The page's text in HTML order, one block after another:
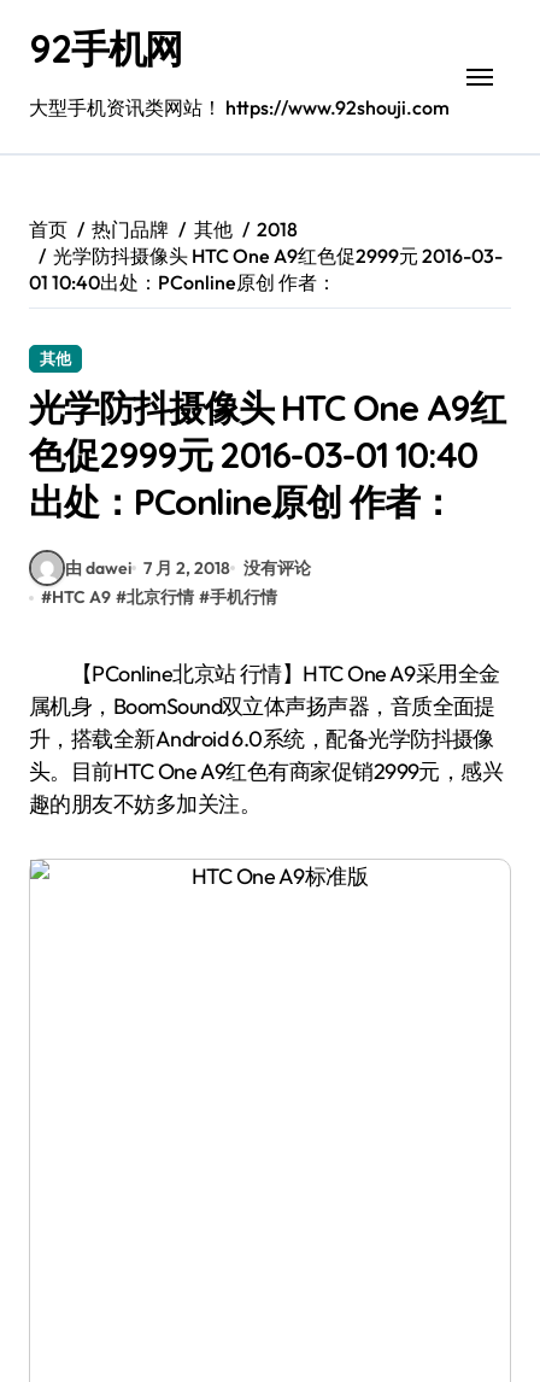
92手机网
大型手机资讯类网站！ https://www.92shouji.com
首页 热门品牌 其他
2018
光学防抖摄像头 HTC One A9红色促2999元 2016-03-
01 10:40出处：PConline原创 作者：
其他
光学防抖摄像头 HTC One A9红
色促2999元 2016-03-01 10:40
出处：PConline原创 作者：
由 dawei 7 月 2, 2018 没有评论
#HTC A9 #北京行情 #手机行情
【PConline北京站 行情】HTC One A9采用全金
属机身，BoomSound双立体声扬声器，音质全面提
升，搭载全新Android 6.0系统，配备光学防抖摄像
头。目前HTC One A9红色有商家促销2999元，感兴
趣的朋友不妨多加关注。